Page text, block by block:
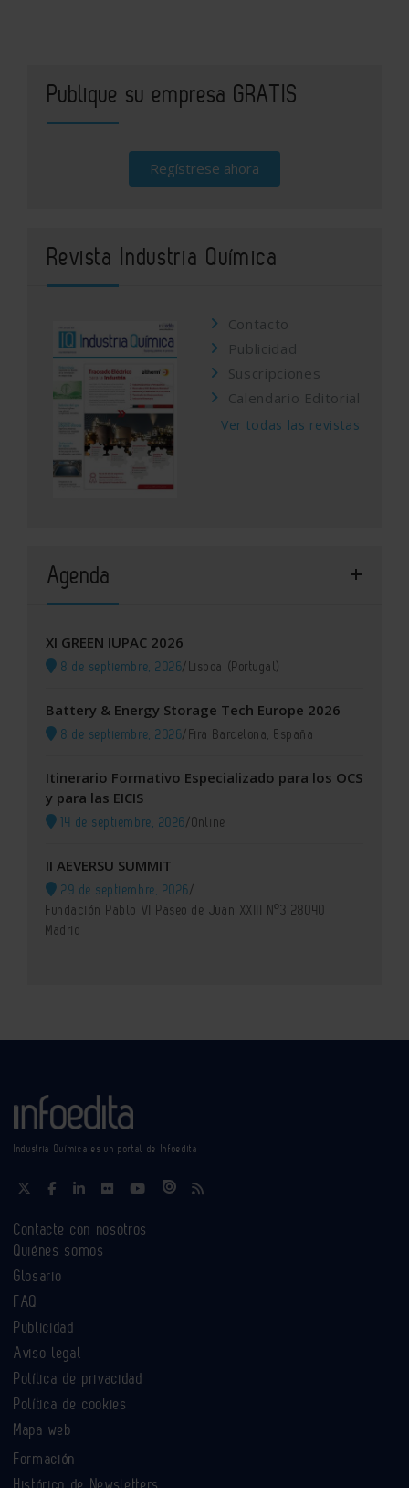
Publique su empresa GRATIS
Regístrese ahora
Revista Industria Química
Contacto
Publicidad
Suscripciones
Calendario Editorial
Ver todas las revistas
Agenda
XI GREEN IUPAC 2026
8 de septiembre, 2026/Lisboa (Portugal)
Battery & Energy Storage Tech Europe 2026
8 de septiembre, 2026/Fira Barcelona, España
Itinerario Formativo Especializado para los OCS
y para las EICIS
14 de septiembre, 2026/Online
II AEVERSU SUMMIT
29 de septiembre, 2026/
Fundación Pablo VI Paseo de Juan XXIII Nº3 28040
Madrid
Industria Química es un portal de Infoedita
Contacte con nosotros
Quiénes somos
Glosario
FAQ
Publicidad
Aviso legal
Política de privacidad
Política de cookies
Mapa web
Formación
Histórico de Newsletters